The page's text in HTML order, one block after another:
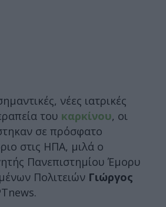
νέες ιατρικές
του καρκίνου, οι
σε πρόσφατο
στις ΗΠΑ, μιλά ο
Πανεπιστημίου Έμορυ
Πολιτειών Γιώργος